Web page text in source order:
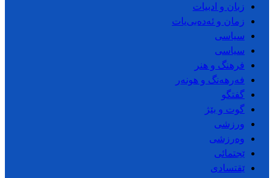
زبان و ادبیات
زمان و ئەدەبی‌یات
سیاسی
سیاسی
فرهنگ و هنر
فەرهەنگ و هونەر
گفتگو
گوت و بێژ
ورزشی
وەرزشی
ێجتمائی
ێقتسادی